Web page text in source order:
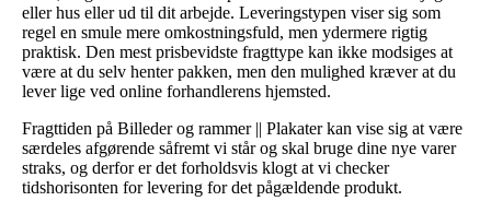
eller hus eller ud til dit arbejde. Leveringstypen viser sig som
regel en smule mere omkostningsfuld, men ydermere rigtig
praktisk. Den mest prisbevidste fragttype kan ikke modsiges at
være at du selv henter pakken, men den mulighed kræver at du
lever lige ved online forhandlerens hjemsted.
Fragttiden på Billeder og rammer || Plakater kan vise sig at være
særdeles afgørende såfremt vi står og skal bruge dine nye varer
straks, og derfor er det forholdsvis klogt at vi checker
tidshorisonten for levering for det pågældende produkt.